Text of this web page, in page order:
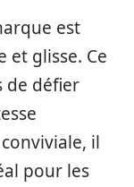
est
et glisse. Ce
de défier
il
pour les